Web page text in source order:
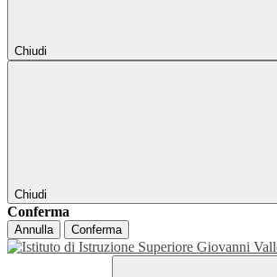
Chiudi
Chiudi
Conferma
Annulla Conferma